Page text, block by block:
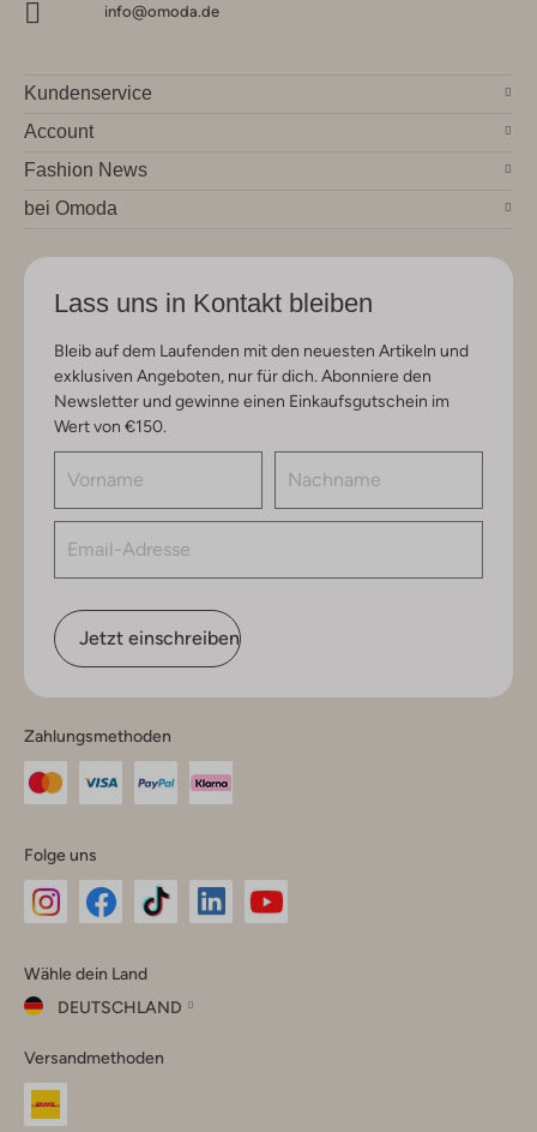
info@omoda.de
Kundenservice
Account
Fashion News
bei Omoda
Lass uns in Kontakt bleiben
Bleib auf dem Laufenden mit den neuesten Artikeln und
exklusiven Angeboten, nur für dich. Abonniere den
Newsletter und gewinne einen Einkaufsgutschein im
Wert von €150.
Jetzt einschreiben
Zahlungsmethoden
Folge uns
Instagram
Facebook
TikTok
Wähle dein Land
DEUTSCHLAND
dein
Land
Versandmethoden